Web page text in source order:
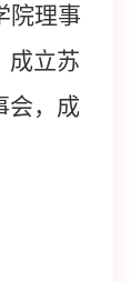
院理事
成立苏
会，成